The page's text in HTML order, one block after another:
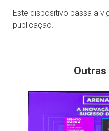
Este dispositivo passa a
publicação.